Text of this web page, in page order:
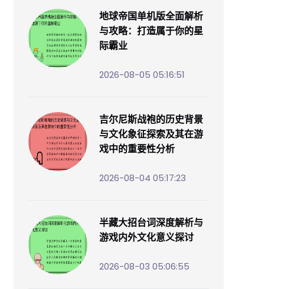
地球帝国单机版全面解析
与攻略：打造属于你的星
际霸业
2026-08-05 05:16:51
吉尔尼斯战袍的历史背景
与文化象征探索及其在游
戏中的重要性分析
2026-08-04 05:17:23
半藏大招台词深度解析与
游戏内外文化意义探讨
2026-08-03 05:06:55